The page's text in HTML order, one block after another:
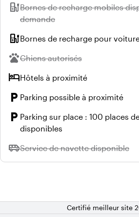
ev_stationIndisponible :
Bornes de recharge mobiles
demande
ev_stationBornes de recharge pour
petsIndisponible :
Chiens autorisés
hotelHôtels à proximité
local_parking Parking possible à proximité
local_parking Parking sur place : 100 places
disponibles
airport_shuttleIndisponible :
Service de navette disponible
Certifié meilleur site